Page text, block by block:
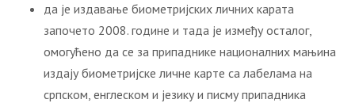
да је издавање биометријских личних карата
започето 2008. године и тада је између осталог,
омогућено да се за припаднике националних мањина
издају биометријске личне карте са лабелама на
српском, енглеском и језику и писму припадника